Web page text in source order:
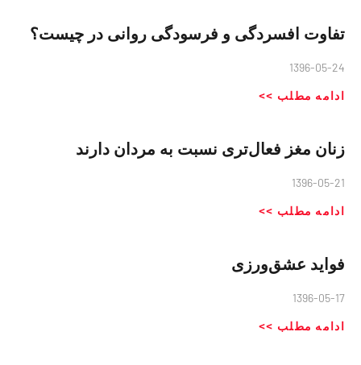
تفاوت افسردگی و فرسودگی روانی در چیست؟
1396-05-24
ادامه مطلب >>
زنان مغز فعال‌تری نسبت به مردان دارند
1396-05-21
ادامه مطلب >>
فواید عشق‌‏ورزی
1396-05-17
ادامه مطلب >>